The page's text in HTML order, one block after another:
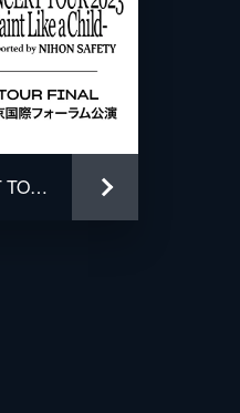
「HATA MOTOHIRO CONCERT TOUR 2023 ―Paint Like a Child― supported by NIHON SAFETY」TOUR FINAL 東京国際フォーラム公演